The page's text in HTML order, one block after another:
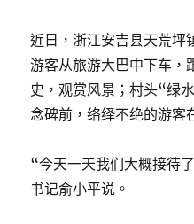
近日，浙江安吉县天荒坪
游客从旅游大巴中下车，
史，观赏风景；村头“绿
念碑前，络绎不绝的游客
“今天一天我们大概接待
书记俞小平说。